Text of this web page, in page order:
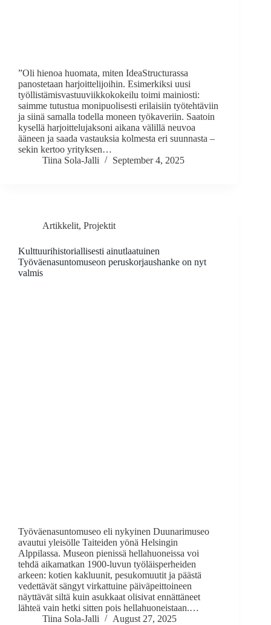
”Oli hienoa huomata, miten IdeaStructurassa
panostetaan harjoittelijoihin. Esimerkiksi uusi
työllistämisvastuuviikkokokeilu toimi mainiosti:
saimme tutustua monipuolisesti erilaisiin työtehtäviin
ja siinä samalla todella moneen työkaveriin. Saatoin
kysellä harjoittelujaksoni aikana välillä neuvoa
ääneen ja saada vastauksia kolmesta eri suunnasta –
sekin kertoo yrityksen…
Tiina Sola-Jalli
September 4, 2025
Artikkelit, Projektit
Kulttuurihistoriallisesti ainutlaatuinen
Työväenasuntomuseon peruskorjaushanke on nyt
valmis
Työväenasuntomuseo eli nykyinen Duunarimuseo
avautui yleisölle Taiteiden yönä Helsingin
Alppilassa. Museon pienissä hellahuoneissa voi
tehdä aikamatkan 1900-luvun työläisperheiden
arkeen: kotien kakluunit, pesukomuutit ja päästä
vedettävät sängyt virkattuine päiväpeittoineen
näyttävät siltä kuin asukkaat olisivat ennättäneet
lähteä vain hetki sitten pois hellahuoneistaan.…
Tiina Sola-Jalli
August 27, 2025